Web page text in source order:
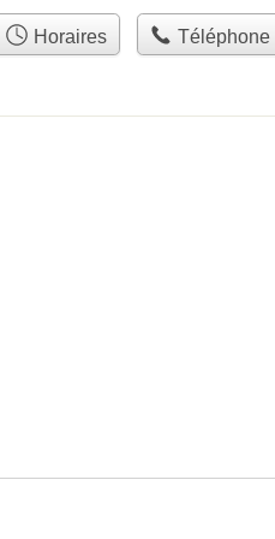
Horaires Téléphone